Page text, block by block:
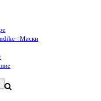
- Маски